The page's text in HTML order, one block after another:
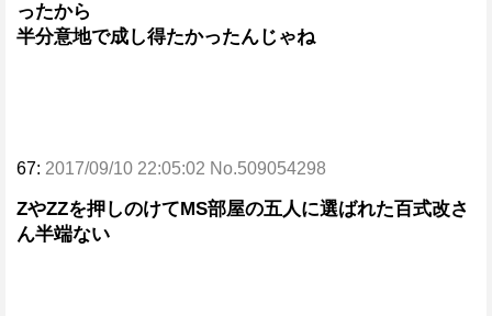
ったから
半分意地で成し得たかったんじゃね
67: 2017/09/10 22:05:02 No.509054298
ZやZZを押しのけてMS部屋の五人に選ばれた百式改さ
ん半端ない